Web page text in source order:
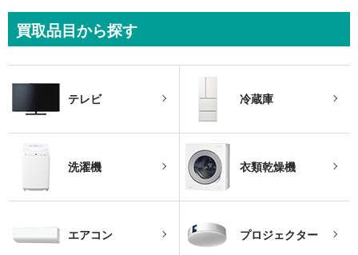
買取品目から探す
テレビ 冷蔵庫
洗濯機 衣類乾燥機
エアコン プロジェクター